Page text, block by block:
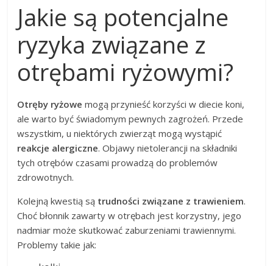
Jakie są potencjalne
ryzyka związane z
otrębami ryżowymi?
Otręby ryżowe mogą przynieść korzyści w diecie koni,
ale warto być świadomym pewnych zagrożeń. Przede
wszystkim, u niektórych zwierząt mogą wystąpić
reakcje alergiczne. Objawy nietolerancji na składniki
tych otrębów czasami prowadzą do problemów
zdrowotnych.
Kolejną kwestią są trudności związane z trawieniem.
Choć błonnik zawarty w otrębach jest korzystny, jego
nadmiar może skutkować zaburzeniami trawiennymi.
Problemy takie jak: